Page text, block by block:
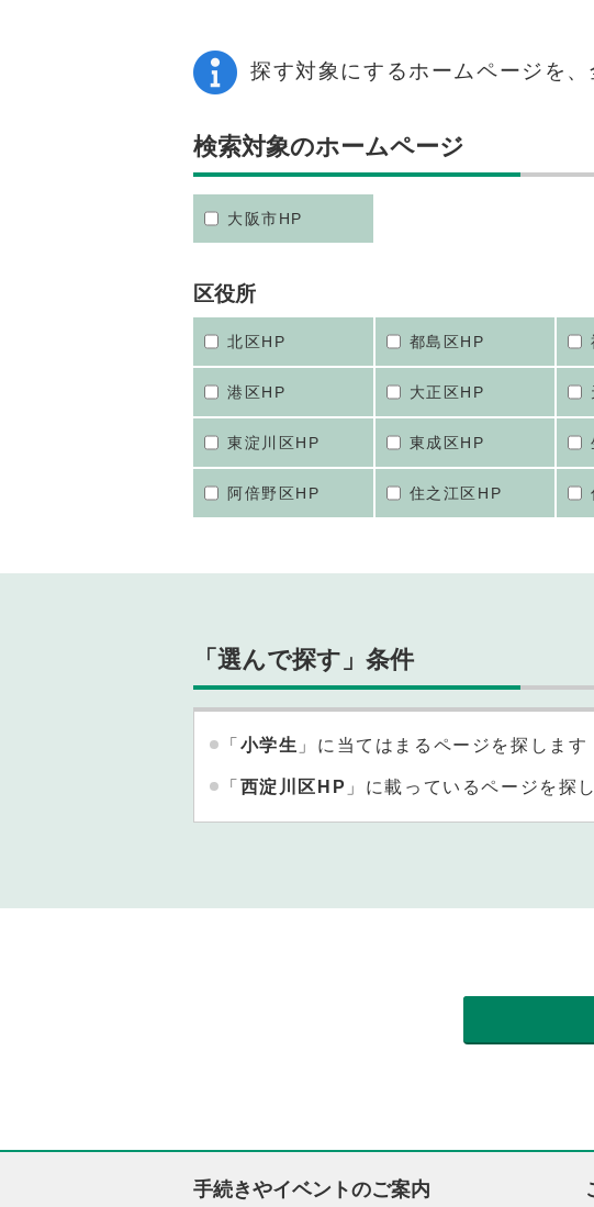
探す対象にするホームページを、
検索対象のホームページ
大阪市HP
区役所
北区HP 都島区HP
港区HP 大正区HP
東淀川区HP 東成区HP
阿倍野区HP 住之江区HP
「選んで探す」条件
「 小学生 」に当てはまるページを探します
「 西淀川区HP 」に載っているページを探
手続きやイベントのご案内